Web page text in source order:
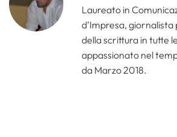
Laureato in
d’Impresa,
della scrittura in tutte
appassionato nel
da Marzo 2018.